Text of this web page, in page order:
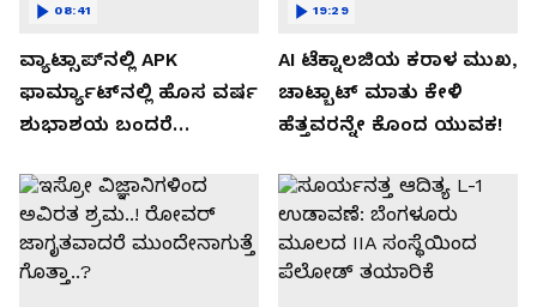
ವ್ಯಾಟ್ಸಾಪ್‌ನಲ್ಲಿ APK
ಫಾರ್ಮ್ಯಾಟ್‌ನಲ್ಲಿ ಹೊಸ ವರ್ಷ
ಶುಭಾಶಯ ಬಂದರೆ
08:41
AI ಟೆಕ್ನಾಲಜಿಯ ಕರಾಳ ಮುಖ,
ಚಾಟ್ಬಾಟ್ ಮಾತು ಕೇಳಿ
ಹೆತ್ತವರನ್ನೇ ಕೊಂದ ಯುವಕ!
19:29